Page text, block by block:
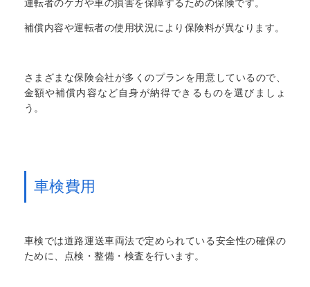
運転者のケガや車の損害を保障するための保険です。
補償内容や運転者の使用状況により保険料が異なります。
さまざまな保険会社が多くのプランを用意しているので、
金額や補償内容など自身が納得できるものを選びましょ
う。
車検費用
車検では道路運送車両法で定められている安全性の確保の
ために、点検・整備・検査を行います。